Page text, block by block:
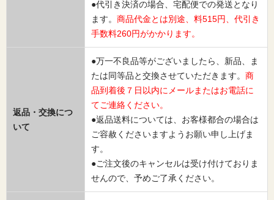
●代引き決済の場合、宅配便での発送となり
ます。 商品代金とは別途、料515円、代引き
手数料260円がかかります。
返品・交換につ
いて
●万一不良品等がございましたら、新品、ま
たは同等品と交換させていただきます。 商
品到着後７日以内にメールまたはお電話に
てご連絡ください。
●返品送料については、お客様都合の場合は
ご容赦くださいますようお願い申し上げま
す。
●ご注文後のキャンセルは受け付けておりま
せんので、予めご了承ください。